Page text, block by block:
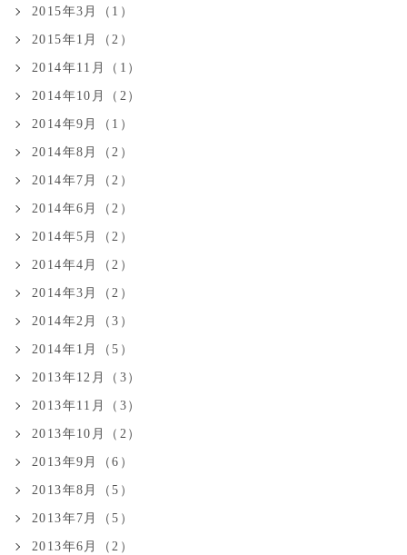
2015年3月（1）
2015年1月（2）
2014年11月（1）
2014年10月（2）
2014年9月（1）
2014年8月（2）
2014年7月（2）
2014年6月（2）
2014年5月（2）
2014年4月（2）
2014年3月（2）
2014年2月（3）
2014年1月（5）
2013年12月（3）
2013年11月（3）
2013年10月（2）
2013年9月（6）
2013年8月（5）
2013年7月（5）
2013年6月（2）